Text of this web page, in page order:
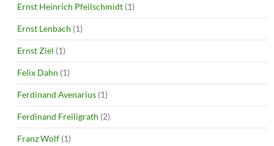
Ernst Heinrich Pfeilschmidt (1)
Ernst Lenbach (1)
Ernst Ziel (1)
Felix Dahn (1)
Ferdinand Avenarius (1)
Ferdinand Freiligrath (2)
Franz Wolf (1)